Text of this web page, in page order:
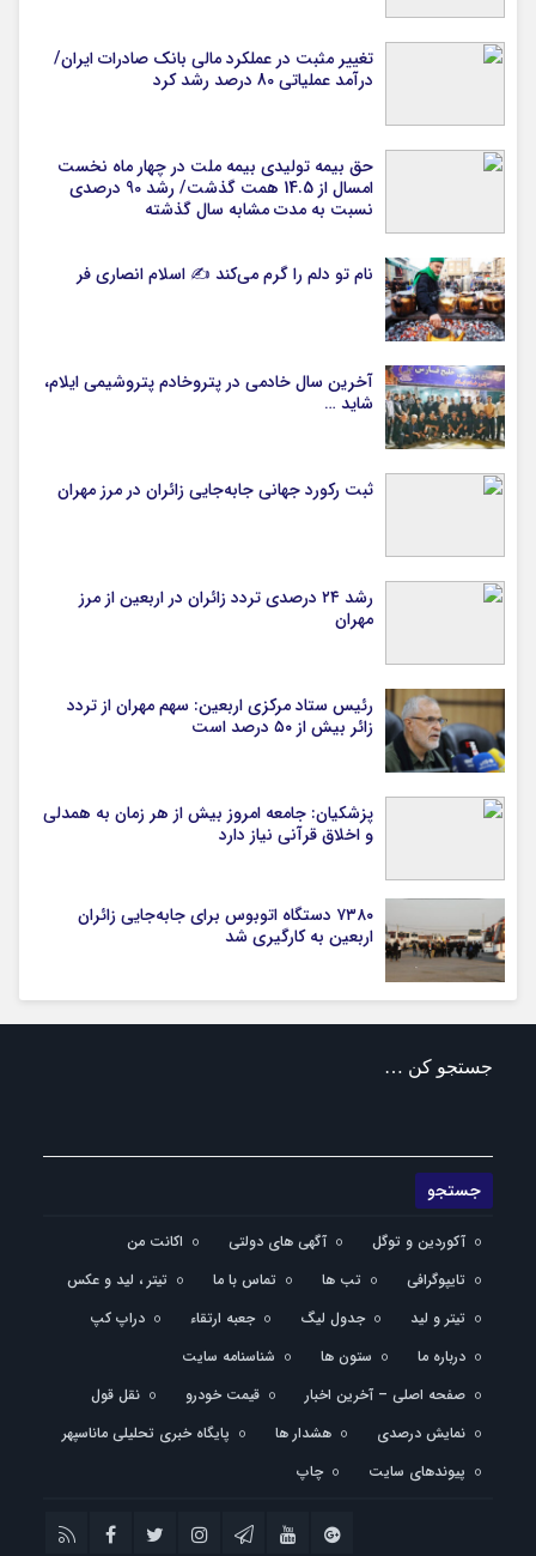
تغییر مثبت در عملکرد مالی بانک صادرات ایران/
درآمد عملیاتی 80 درصد رشد کرد
حق بیمه تولیدی بیمه ملت در چهار ماه نخست
امسال از 14.5 همت گذشت/ رشد 90 درصدی
نسبت به مدت مشابه سال گذشته
نام تو دلم را گرم می‌کند ✍️ اسلام انصاری فر
آخرین سال خادمی در پتروخادم پتروشیمی ایلام،
شاید …
ثبت رکورد جهانی جابه‌جایی زائران در مرز مهران
رشد ۲۴ درصدی تردد زائران در اربعین از مرز
مهران
رئیس ستاد مرکزی اربعین: سهم مهران از تردد
زائر بیش از ۵۰ درصد است
پزشکیان: جامعه امروز بیش از هر زمان به همدلی
و اخلاق قرآنی نیاز دارد
۷۳۸۰ دستگاه اتوبوس برای جابه‌جایی زائران
اربعین به‌ کارگیری شد
جستجو کن …
آکوردین و توگل آگهی های دولتی
اکانت من
تایپوگرافی
تب ها تماس با ما
تیتر ، لید و عکس
تیتر و لید
جدول لیگ جعبه ارتقاء
دراپ کپ
درباره ما
ستون ها
شناسنامه سایت
صفحه اصلی – آخرین اخبار
قیمت خودرو
نقل قول
نمایش درصدی
هشدار ها
پایگاه خبری تحلیلی ماناسپهر
پیوندهای سایت
چاپ